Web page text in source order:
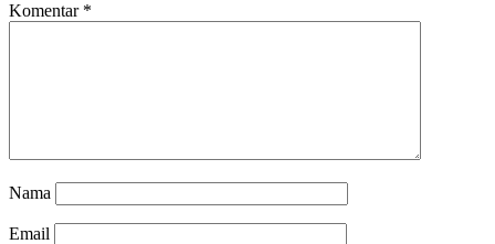
Komentar *
Nama
Email